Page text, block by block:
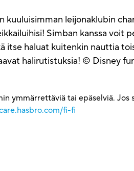
leijonaklubin
Simban kanssa voit
itse haluat kuitenkin nauttia
halirutistuksia! © Disney
ymmärrettäviä tai epäselviä. Jos
fi-fi